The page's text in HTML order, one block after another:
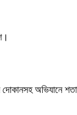
দোকানসহ